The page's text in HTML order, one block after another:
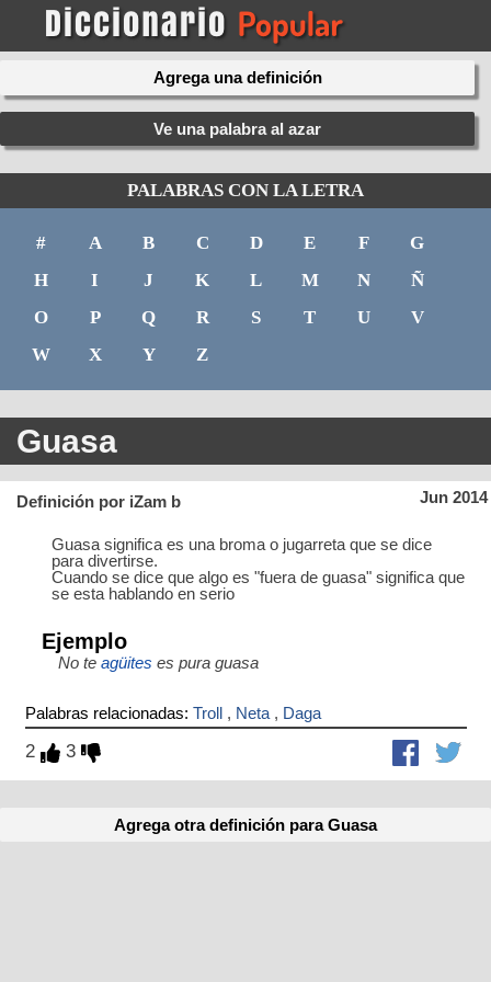
Agrega una definición
Ve una palabra al azar
PALABRAS CON LA LETRA
# A B C D E F
G
H
I J K L M N
Ñ
O
P Q R S T U
V
W
X Y Z
Guasa
Jun 2014
Definición por iZam b
Guasa significa es una broma o jugarreta que se dice
para divertirse.
Cuando se dice que algo es "fuera de guasa" significa que
se esta hablando en serio
Ejemplo
No te agüites es pura guasa
Palabras relacionadas: Troll, Neta, Daga
2 3
Agrega otra definición para Guasa